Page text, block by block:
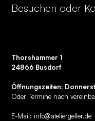
Besuchen oder
Thorshammer 1
24866 Busdorf
Öffnungszeiten:
Oder Termine nach
E-Mail: info@ateliergeller.de